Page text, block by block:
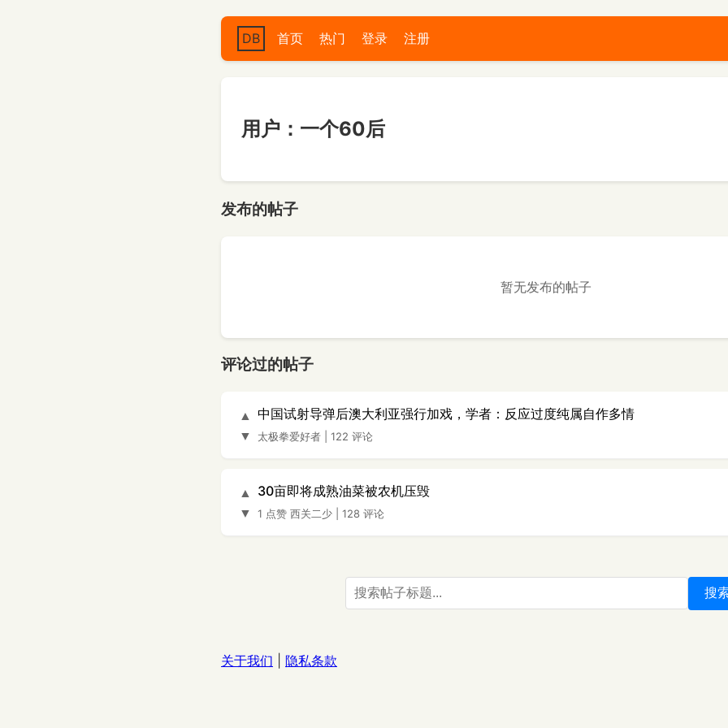
DB 首页 热门 登录 注册
用户：一个60后
发布的帖子
暂无发布的帖子
评论过的帖子
▲
▼
中国试射导弹后澳大利亚强行加戏，学者：反应过度纯属自作多情
太极拳爱好者 122 评论
▲
▼
30亩即将成熟油菜被农机压毁
1 点赞 西关二少 128 评论
搜
关于我们 隐私条款